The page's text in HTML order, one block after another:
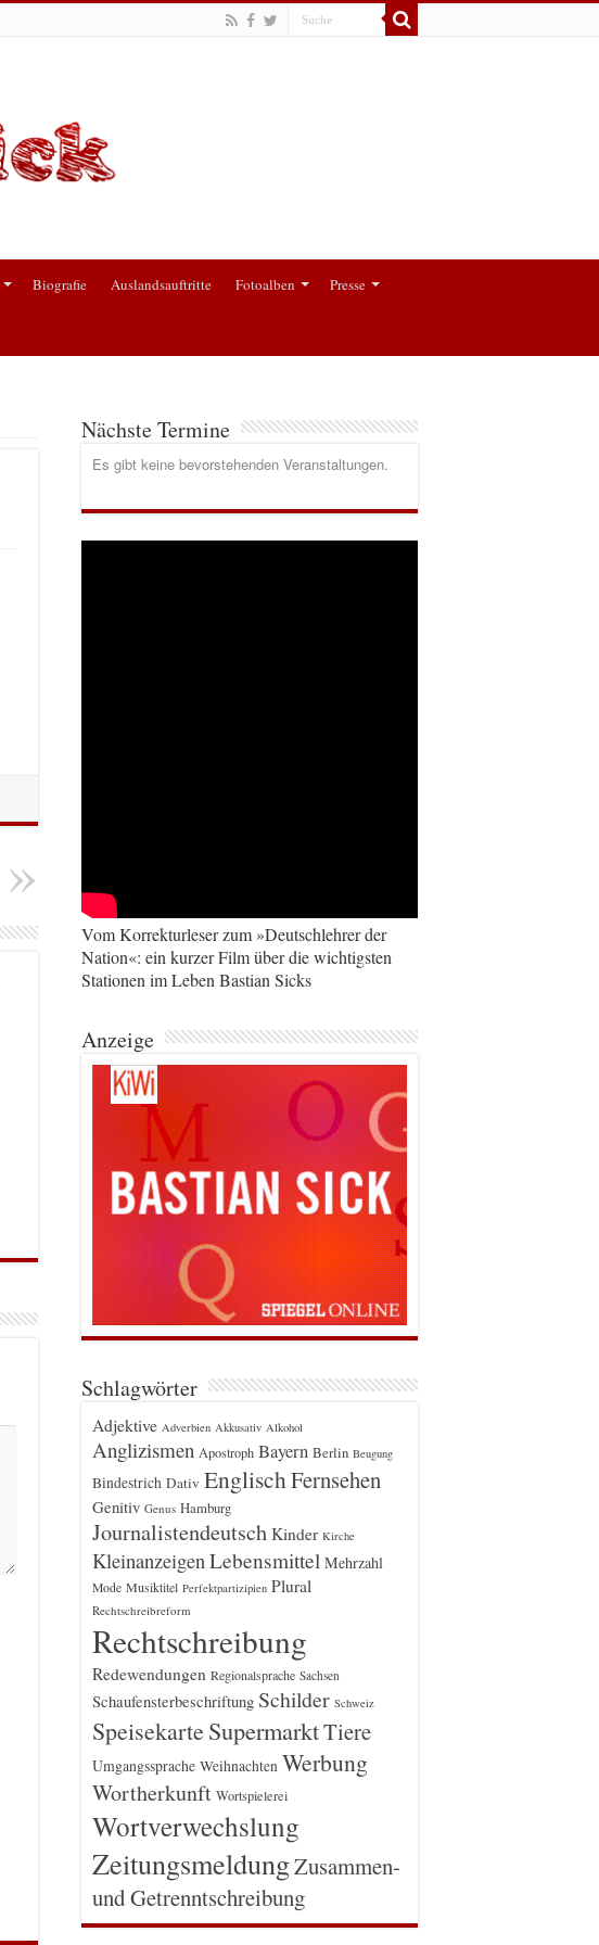
Biografie Auslandsauftritte Fotoalben Presse
Nächste Termine
Es gibt keine bevorstehenden Veranstaltungen.
Vom Korrekturleser zum »Deutschlehrer der
Nation«: ein kurzer Film über die wichtigsten
Stationen im Leben Bastian Sicks
Anzeige
Schlagwörter
Adjektive Adverbien Akkusativ Alkohol
Anglizismen Apostroph Bayern Berlin Beugung
Bindestrich Dativ EnglischFernsehen
Genitiv Genus Hamburg
Journalistendeutsch Kinder Kirche
Kleinanzeigen Lebensmittel Mehrzahl
Mode Musiktitel Perfektpartizipien Plural
Rechtschreibreform
Rechtschreibung
Redewendungen Regionalsprache Sachsen
Schaufensterbeschriftung Schilder Schweiz
Speisekarte SupermarktTiere
Umgangssprache Weihnachten Werbung
Wortherkunft Wortspielerei
Wortverwechslung
ZeitungsmeldungZusammen-
und Getrenntschreibung